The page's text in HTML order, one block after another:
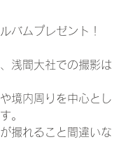
バムプレゼント！
浅間大社での撮影は
境内周りを中心とし
。
撮れること間違いな